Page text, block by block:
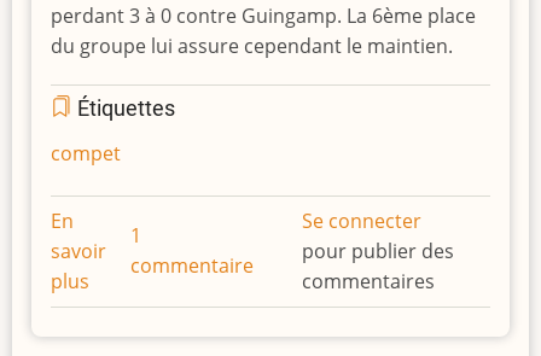
perdant 3 à 0 contre Guingamp. La 6ème place
du groupe lui assure cependant le maintien.
Étiquettes
compet
En
savoir
plus
Dernière
ronde
1
commentaire
Se connecter
pour publier des
commentaires